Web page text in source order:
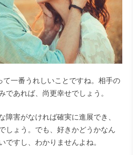
一番うれしいことですね。相手の
であれば、尚更幸せでしょう。
障害がなければ確実に進展でき、
しょう。でも、好きかどうかなん
ですし、わかりませんよね。